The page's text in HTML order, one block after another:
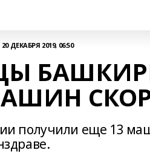
20 ДЕКАБРЯ 2019, 06:50
получили еще 13